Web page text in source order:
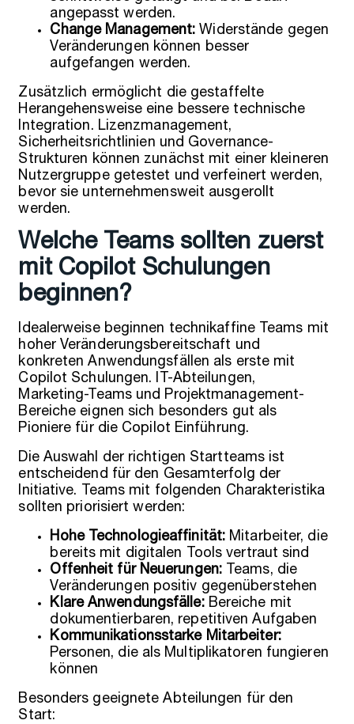
angepasst werden.
Change Management: Widerstände gegen
Veränderungen können besser
aufgefangen werden.
Zusätzlich ermöglicht die gestaffelte
Herangehensweise eine bessere technische
Integration. Lizenzmanagement,
Sicherheitsrichtlinien und Governance-
Strukturen können zunächst mit einer kleineren
Nutzergruppe getestet und verfeinert werden,
bevor sie unternehmensweit ausgerollt
werden.
Welche Teams sollten zuerst
mit Copilot Schulungen
beginnen?
Idealerweise beginnen technikaffine Teams mit
hoher Veränderungsbereitschaft und
konkreten Anwendungsfällen als erste mit
Copilot Schulungen. IT-Abteilungen,
Marketing-Teams und Projektmanagement-
Bereiche eignen sich besonders gut als
Pioniere für die Copilot Einführung.
Die Auswahl der richtigen Startteams ist
entscheidend für den Gesamterfolg der
Initiative. Teams mit folgenden Charakteristika
sollten priorisiert werden:
Hohe Technologieaffinität: Mitarbeiter, die
bereits mit digitalen Tools vertraut sind
Offenheit für Neuerungen:Teams, die
Veränderungen positiv gegenüberstehen
Klare Anwendungsfälle:Bereiche mit
dokumentierbaren, repetitiven Aufgaben
Kommunikationsstarke Mitarbeiter:
Personen, die als Multiplikatoren fungieren
können
Besonders geeignete Abteilungen für den
Start: